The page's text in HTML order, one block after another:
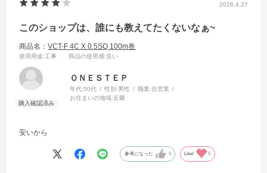
2026.4.27
このショップは、誰にも教えてたくないなぁ~
商品名：VCT-F 4C X 0.5SQ 100m巻
使用用途:工事 商品の使用感:良い
ＯＮＥＳＴＥＰ
年代:50代 性別:男性 職業:自営業
お住まいの地域:近畿
安いから
参考になった 0 Like! 0